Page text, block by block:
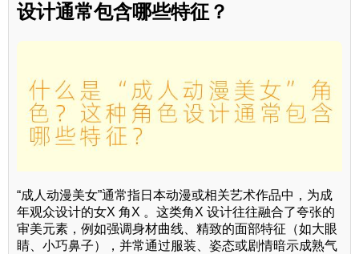
设计通常包含哪些特征？
“成人动漫美女”通常指日本动漫或相关艺术作品中，为成
年观众设计的女X 角X 。这类角X 设计往往融合了夸张的
审美元素，例如强调身材曲线、精致的面部特征（如大眼
睛、小巧鼻子），并常通过服装、姿态或剧情暗示成熟气